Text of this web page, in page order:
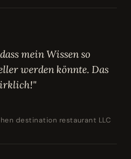
mein Wissen so
werden könnte. Das
destination restaurant LLC